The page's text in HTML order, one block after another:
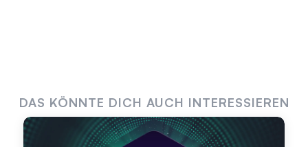
DAS KÖNNTE DICH AUCH INTERESSIEREN